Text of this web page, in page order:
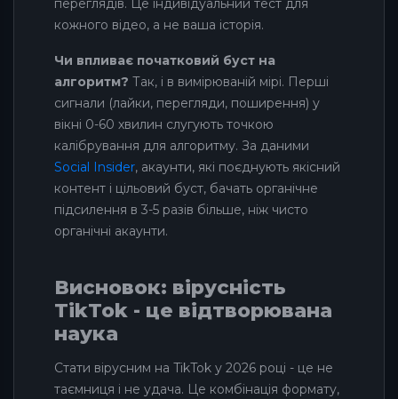
переглядів. Це індивідуальний тест для
кожного відео, а не ваша історія.
Чи впливає початковий буст на
алгоритм? Так, і в вимірюваній мірі. Перші
сигнали (лайки, перегляди, поширення) у
вікні 0-60 хвилин слугують точкою
калібрування для алгоритму. За даними
Social Insider, акаунти, які поєднують якісний
контент і цільовий буст, бачать органічне
підсилення в 3-5 разів більше, ніж чисто
органічні акаунти.
Висновок: вірусність
TikTok - це відтворювана
наука
Стати вірусним на TikTok у 2026 році - це не
таємниця і не удача. Це комбінація формату,